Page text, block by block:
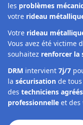
les problèmes
votre rideau
Votre rideau
Vous avez été victime
souhaitez renforcer la
DRM intervient 7j/7
la sécurisation de
des techniciens agréés
professionnelle et des